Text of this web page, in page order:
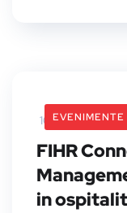
EVENIMENTE
10 June 2026
FIHR
in